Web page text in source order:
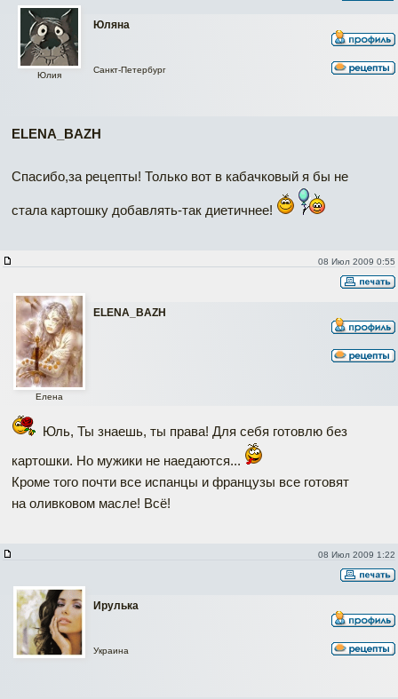
Юляна
Юлия
Санкт-Петербург
ELENA_BAZH
Спасибо,за рецепты! Только вот в кабачковый я бы не
стала картошку добавлять-так диетичнее!
08 Июл 2009 0:55
ELENA_BAZH
Елена
Юль, Ты знаешь, ты права! Для себя готовлю без
картошки. Но мужики не наедаются...
Кроме того почти все испанцы и французы все готовят
на оливковом масле! Всё!
08 Июл 2009 1:22
Ирулька
Украина